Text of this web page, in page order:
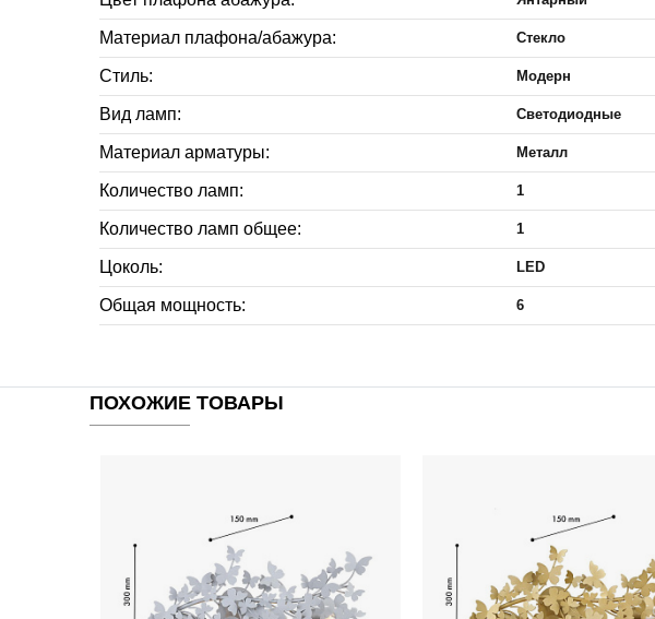
Материал плафона/абажура: Стекло
Стиль: Модерн
Вид ламп: Светодиодные
Материал арматуры: Металл
Количество ламп: 1
Количество ламп общее: 1
Цоколь: LED
Общая мощность: 6
ПОХОЖИЕ ТОВАРЫ